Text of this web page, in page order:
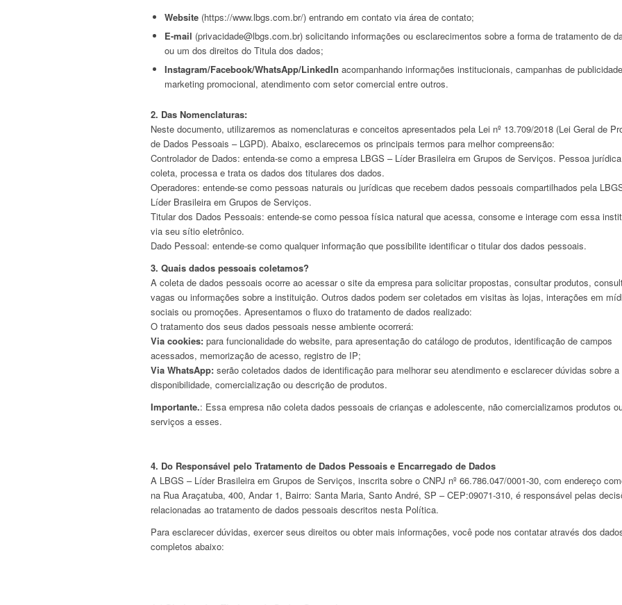
Website (https://www.lbgs.com.br/) entrando em contato via área de contato;
E-mail (privacidade@lbgs.com.br) solicitando informações ou esclarecimentos sobre a forma de tratamento de
ou um dos direitos do Titula dos dados;
Instagram/Facebook/WhatsApp/LinkedIn acompanhando informações institucionais, campanhas de
marketing promocional, atendimento com setor comercial entre outros.
2. Das Nomenclaturas:
Neste documento, utilizaremos as nomenclaturas e conceitos apresentados pela Lei nº 13.709/2018 (Lei Geral de
de Dados Pessoais – LGPD). Abaixo, esclarecemos os principais termos para melhor compreensão:
Controlador de Dados: entenda-se como a empresa LBGS – Líder Brasileira em Grupos de Serviços. Pessoa
coleta, processa e trata os dados dos titulares dos dados.
Operadores: entende-se como pessoas naturais ou jurídicas que recebem dados pessoais compartilhados pela
Líder Brasileira em Grupos de Serviços.
Titular dos Dados Pessoais: entende-se como pessoa física natural que acessa, consome e interage com essa
via seu sítio eletrônico.
Dado Pessoal: entende-se como qualquer informação que possibilite identificar o titular dos dados pessoais.
3. Quais dados pessoais coletamos?
A coleta de dados pessoais ocorre ao acessar o site da empresa para solicitar propostas, consultar produtos,
vagas ou informações sobre a instituição. Outros dados podem ser coletados em visitas às lojas, interações em
sociais ou promoções. Apresentamos o fluxo do tratamento de dados realizado:
O tratamento dos seus dados pessoais nesse ambiente ocorrerá:
Via cookies: para funcionalidade do website, para apresentação do catálogo de produtos, identificação de campos
acessados, memorização de acesso, registro de IP;
Via WhatsApp: serão coletados dados de identificação para melhorar seu atendimento e esclarecer dúvidas sobre a
disponibilidade, comercialização ou descrição de produtos.
Importante.: Essa empresa não coleta dados pessoais de crianças e adolescente, não comercializamos produtos
serviços a esses.
4. Do Responsável pelo Tratamento de Dados Pessoais e Encarregado de Dados
A LBGS – Líder Brasileira em Grupos de Serviços, inscrita sobre o CNPJ nº 66.786.047/0001-30, com endereço
na Rua Araçatuba, 400, Andar 1, Bairro: Santa Maria, Santo André, SP – CEP:09071-310, é responsável pelas
relacionadas ao tratamento de dados pessoais descritos nesta Política.
Para esclarecer dúvidas, exercer seus direitos ou obter mais informações, você pode nos contatar através dos
completos abaixo: